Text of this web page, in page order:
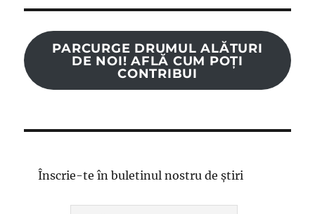
PARCURGE DRUMUL ALĂTURI
DE NOI! AFLĂ CUM POȚI
CONTRIBUI
Înscrie-te în buletinul nostru de știri